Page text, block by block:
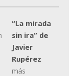
“La mirada
sin ira” de
Javier
Rupérez
más